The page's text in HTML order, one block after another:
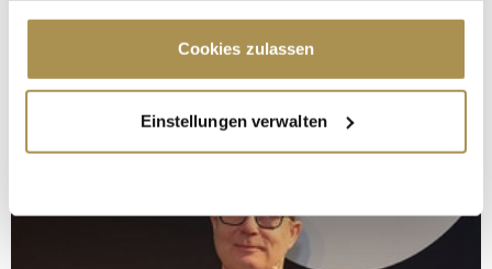
Cookie-Erklärung oder durch Klicken auf das Privacy
Trigger Symbol ändern oder widerrufen
Informationen über Ihre geografische Lage
erfassen, welche bis auf einige Meter genau sein
bestimmten Merkmalen (Fingerprinting) identifizieren
Cookies zulassen
Einstellungen verwalten